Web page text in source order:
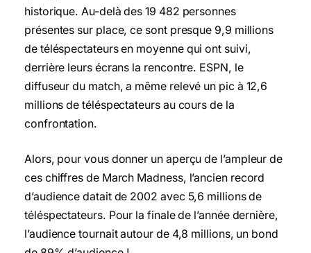
historique. Au-delà des 19 482 personnes
présentes sur place, ce sont presque 9,9 millions
de téléspectateurs en moyenne qui ont suivi,
derrière leurs écrans la rencontre. ESPN, le
diffuseur du match, a même relevé un pic à 12,6
millions de téléspectateurs au cours de la
confrontation.
Alors, pour vous donner un aperçu de l’ampleur de
ces chiffres de March Madness, l’ancien record
d’audience datait de 2002 avec 5,6 millions de
téléspectateurs. Pour la finale de l’année dernière,
l’audience tournait autour de 4,8 millions, un bond